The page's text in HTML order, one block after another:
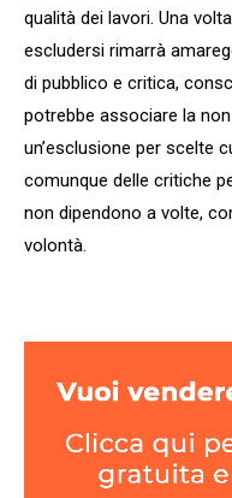
qualità dei lavori. Una
escludersi rimarrà
di pubblico e critica,
potrebbe associare la
un’esclusione per scelte
comunque delle critiche
non dipendono a volte,
volontà.